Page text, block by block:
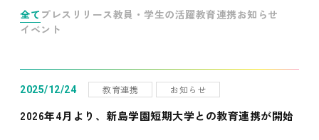
全て プレスリリース教員・学生の活躍教育連携お知らせ
イベント
2025/12/24 教育連携 お知らせ
2026年4月より、新島学園短期大学との教育連携が開始